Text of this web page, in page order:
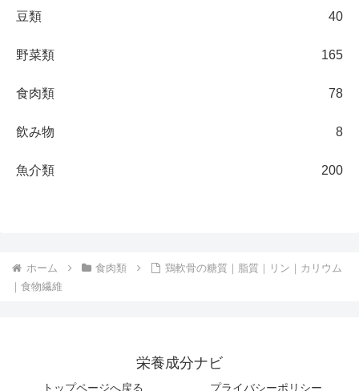
豆類 40
野菜類 165
食肉類 78
飲み物 8
魚介類 200
ホーム 食肉類
鶏軟骨の糖質｜脂質｜リン｜カリウム
｜食物繊維
栄養成分ナビ
トップページへ戻る プライバシーポリシー